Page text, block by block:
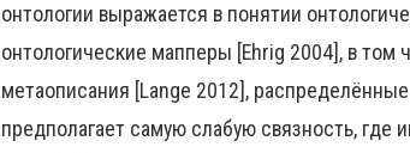
онтологии выражается в понятии
онтологические мапперы [Ehrig 2004], в
метаописания [Lange 2012],
предполагает самую слабую связность, где